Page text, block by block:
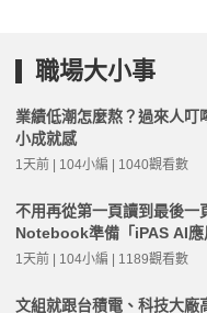
職場大小事
業績低潮怎麼熬？過來人叮
小成就感
1天前 | 104小編 | 1040觀看數
不用再從第一頁讀到最後
Notebook準備「iPAS AI應
1天前 | 104小編 | 1189觀看數
文組就跟台積電、科技大廠